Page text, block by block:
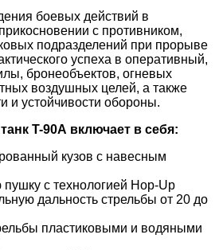
боевых действий в
с противником,
подразделений при прорыве
успеха в оперативный,
бронеобъектов, огневых
воздушных целей, а также
и устойчивости обороны.
T-90А включает в себя:
кузов с навесным
с технологией Hop-Up
дальность стрельбы от 20 до
пластиковыми и водяными